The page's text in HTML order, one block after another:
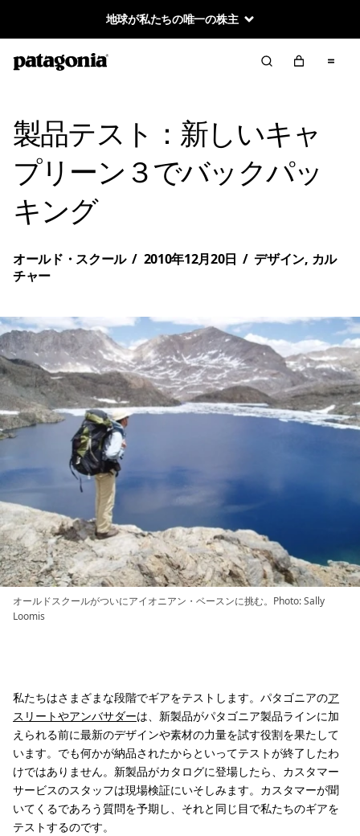
地球が私たちの唯一の株主
製品テスト：新しいキャ
プリーン３でバックパッ
キング
オールド・スクール / 2010年12月20日 / デザイン, カル
チャー
オールドスクールがついにアイオニアン・ベースンに挑む。Photo: Sally
Loomis
私たちはさまざまな段階でギアをテストします。パタゴニアのア
スリートやアンバサダーは、新製品がパタゴニア製品ラインに加
えられる前に最新のデザインや素材の力量を試す役割を果たして
います。でも何かが納品されたからといってテストが終了したわ
けではありません。新製品がカタログに登場したら、カスタマー
サービスのスタッフは現場検証にいそしみます。カスタマーが聞
いてくるであろう質問を予期し、それと同じ目で私たちのギアを
テストするのです。